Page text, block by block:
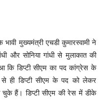
मुख्यमंत्री एचडी कुमारस्वामी ने
और सोनिया गांधी से मुलाकात की
कि डिप्टी सीएम का पद कांग्रेस के
ही डिप्टी सीएम के पद को लेकर
हैं। डिप्टी सीएम की रेस में डीके